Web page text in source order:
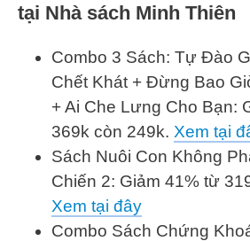
tại Nhà sách Minh Thiên
Combo 3 Sách: Tự Đào
Chết Khát + Đừng Bao
+ Ai Che Lưng Cho Bạn:
369k còn 249k. Xem tại
Sách Nuôi Con Không
Chiến 2: Giảm 41% từ
Xem tại đây
Combo Sách Chứng